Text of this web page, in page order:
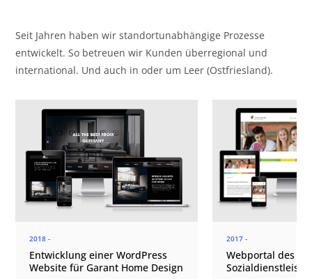
Seit Jahren haben wir standortunabhängige Prozesse
entwickelt. So betreuen wir Kunden überregional und
international. Und auch in oder um Leer (Ostfriesland).
2018 -
Entwicklung einer WordPress
Website für Garant Home Design
2017 -
Webportal des